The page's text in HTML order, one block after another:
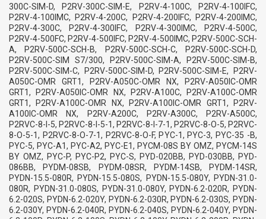
300C-SIM-D, P2RV-300C-SIM-E, P2RV-4-100C, P2RV-4-100IFC,
P2RV-4-100IMC, P2RV-4-200C, P2RV-4-200IFC, P2RV-4-200IMC,
P2RV-4-300C, P2RV-4-300IFC, P2RV-4-300IMC, P2RV-4-500C,
P2RV-4-500FC, P2RV-4-500IFC, P2RV-4-500IMC, P2RV-500C-SCH-
A, P2RV-500C-SCH-B, P2RV-500C-SCH-C, P2RV-500C-SCH-D,
P2RV-500C-SIM S7/300, P2RV-500C-SIM-A, P2RV-500C-SIM-B,
P2RV-500C-SIM-C, P2RV-500C-SIM-D, P2RV-500C-SIM-E, P2RV-
A050C-OMR GRT1, P2RV-A050C-OMR NX, P2RV-A050IC-OMR
GRT1, P2RV-A050IC-OMR NX, P2RV-A100C, P2RV-A100C-OMR
GRT1, P2RV-A100C-OMR NX, P2RV-A100IC-OMR GRT1, P2RV-
A100IC-OMR NX, P2RV-A200C, P2RV-A300C, P2RV-A500C,
P2RVC-8-I-5, P2RVC-8-I-5-1, P2RVC-8-I-7-1, P2RVC-8-O-5, P2RVC-
8-O-5-1, P2RVC-8-O-7-1, P2RVC-8-O-F, PYC-1, PYC-3, PYC-35 -B,
PYC-5, PYC-A1, PYC-A2, PYC-E1, PYCM-08S BY OMZ, PYCM-14S
BY OMZ, PYC-P, PYC-P2, PYC-S, PYD-020BB, PYD-030BB, PYD-
086BB, PYDM-08SB, PYDM-08SR, PYDM-14SB, PYDM-14SR,
PYDN-15.5-080R, PYDN-15.5-080S, PYDN-15.5-080Y, PYDN-31.0-
080R, PYDN-31.0-080S, PYDN-31.0-080Y, PYDN-6.2-020R, PYDN-
6.2-020S, PYDN-6.2-020Y, PYDN-6.2-030R, PYDN-6.2-030S, PYDN-
6.2-030Y, PYDN-6.2-040R, PYDN-6.2-040S, PYDN-6.2-040Y, PYDN-